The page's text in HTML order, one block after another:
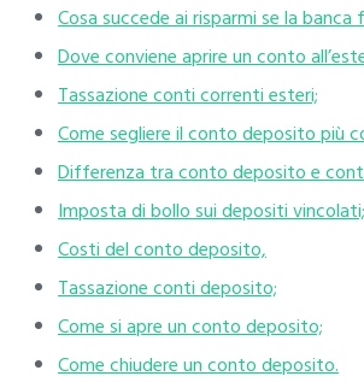
Cosa succede ai risparmi se la banca
Dove conviene aprire un conto
Tassazione conti correnti esteri;
Come segliere il conto deposito più
Differenza tra conto deposito e
Imposta di bollo sui depositi vincolati;
Costi del conto deposito,
Tassazione conti deposito;
Come si apre un conto deposito;
Come chiudere un conto deposito.